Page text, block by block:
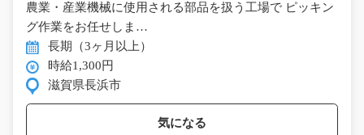
農業・産業機械に使用される部品を扱う工場で ピッキン
グ作業をお任せしま…
長期（3ヶ月以上）
時給1,300円
滋賀県長浜市
気になる